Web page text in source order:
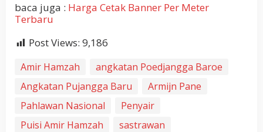
baca juga : Harga Cetak Banner Per Meter
Terbaru
Post Views: 9,186
Amir Hamzah
angkatan Poedjangga Baroe
Angkatan Pujangga Baru
Armijn Pane
Pahlawan Nasional
Penyair
Puisi Amir Hamzah
sastrawan